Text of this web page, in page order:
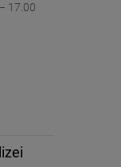
17.00